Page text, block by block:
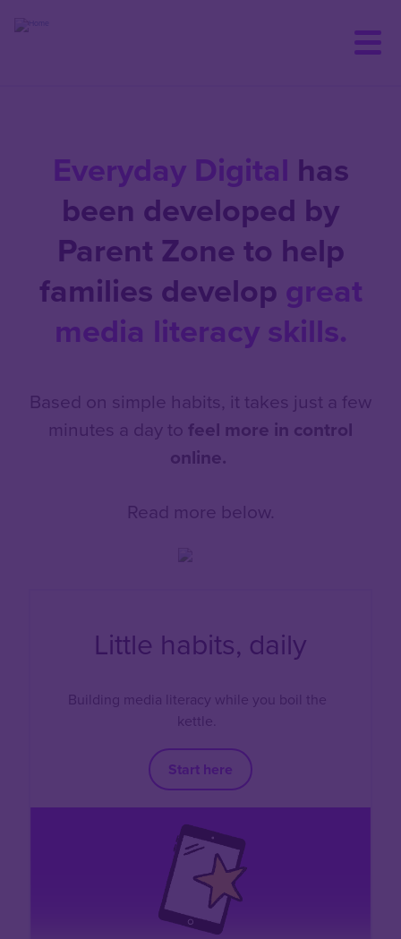
main
Everyday Digital has
been developed by
Parent Zone to help
families develop great
media literacy skills.
Based on simple habits, it takes just a few
minutes a day to feel more in control
online.
Read more below.
Little habits, daily
Building media literacy while you boil the
kettle.
Start here